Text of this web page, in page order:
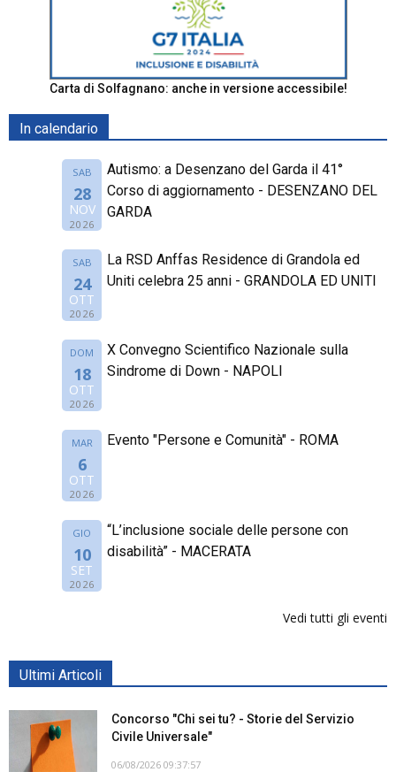
Carta di Solfagnano: anche in versione accessibile!
In calendario
SAB
28
NOV
2026
Autismo: a Desenzano del Garda il 41°
Corso di aggiornamento - DESENZANO DEL
GARDA
SAB
24
OTT
2026
La RSD Anffas Residence di Grandola ed
Uniti celebra 25 anni - GRANDOLA ED UNITI
DOM
18
OTT
2026
X Convegno Scientifico Nazionale sulla
Sindrome di Down - NAPOLI
MAR
6
OTT
2026
Evento "Persone e Comunità" - ROMA
GIO
10
SET
2026
“L’inclusione sociale delle persone con
disabilità” - MACERATA
Vedi tutti gli eventi
Ultimi Articoli
Concorso "Chi sei tu? - Storie del Servizio
Civile Universale"
06/08/2026 09:37:57